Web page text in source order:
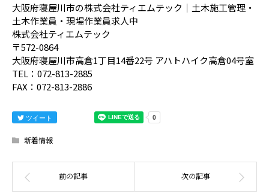
大阪府寝屋川市の株式会社ティエムテック｜土木施工管理・
土木作業員・現場作業員求人中
株式会社ティエムテック
〒572-0864
大阪府寝屋川市高倉1丁目14番22号 アハトハイク高倉04号室
TEL：072-813-2885
FAX：072-813-2886
ツイート
新着情報